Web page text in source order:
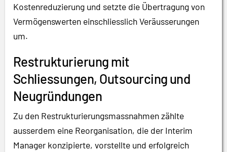
Kostenreduzierung und setzte die Übertragung von
Vermögenswerten einschliesslich Veräusserungen
um.
Restrukturierung mit
Schliessungen, Outsourcing und
Neugründungen
Zu den Restrukturierungsmassnahmen zählte
ausserdem eine Reorganisation, die der Interim
Manager konzipierte, vorstellte und erfolgreich